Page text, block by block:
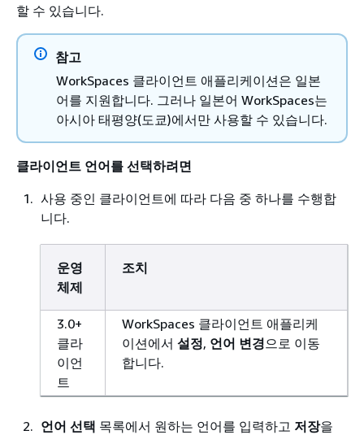
할 수 있습니다.
참고
WorkSpaces 클라이언트 애플리케이션은 일본
어를 지원합니다. 그러나 일본어 WorkSpaces는
아시아 태평양(도쿄)에서만 사용할 수 있습니다.
클라이언트 언어를 선택하려면
사용 중인 클라이언트에 따라 다음 중 하나를 수행합
니다.
운영
체제
조치
3.0+
클라
이언
트
WorkSpaces 클라이언트 애플리케
이션에서 설정, 언어 변경으로 이동
합니다.
언어 선택 목록에서 원하는 언어를 입력하고 저장을